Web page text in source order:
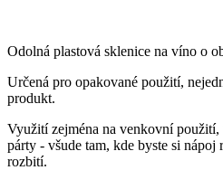
Odolná plastová sklenice na víno o
Určená pro opakované použití, n
produkt.
Využití zejména na venkovní
párty - všude tam, kde byste si
rozbití.